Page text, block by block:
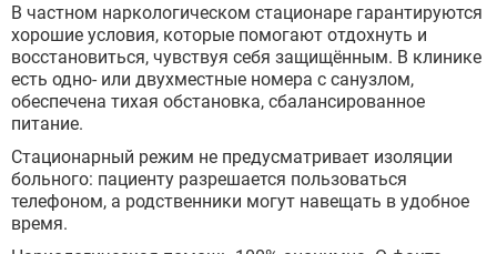
В частном наркологическом стационаре гарантируются
хорошие условия, которые помогают отдохнуть и
восстановиться, чувствуя себя защищённым. В клинике
есть одно- или двухместные номера с санузлом,
обеспечена тихая обстановка, сбалансированное
питание.
Стационарный режим не предусматривает изоляции
больного: пациенту разрешается пользоваться
телефоном, а родственники могут навещать в удобное
время.
Оставляя заявку Вы соглашаетесь сполитикой
конфиденциальности